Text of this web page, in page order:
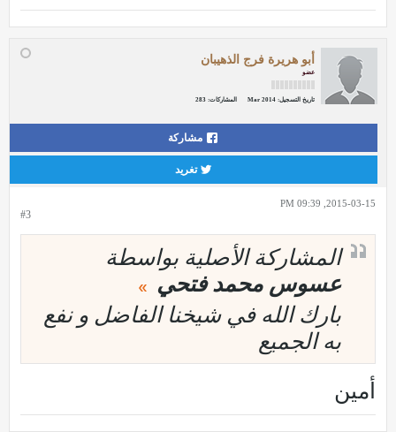
أبو هريرة فرج الذهيبان
عضو
تاريخ التسجيل: Mar 2014 المشاركات: 283
مشاركة
تغريد
#3
2015-03-15, 09:39 PM
المشاركة الأصلية بواسطة
عسوس محمد فتحي
بارك الله في شيخنا الفاضل و نفع
به الجميع
أمين